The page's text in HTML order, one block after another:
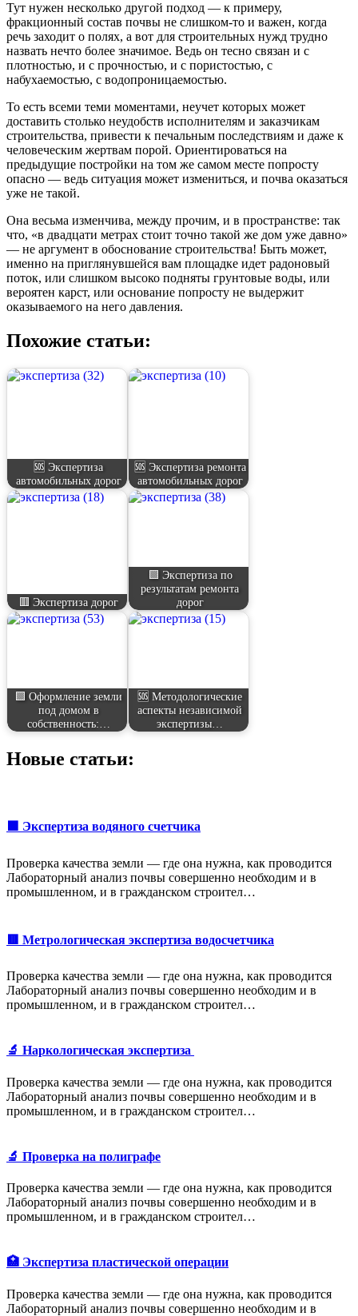
Тут нужен несколько другой подход — к примеру,
фракционный состав почвы не слишком-то и важен, когда
речь заходит о полях, а вот для строительных нужд трудно
назвать нечто более значимое. Ведь он тесно связан и с
плотностью, и с прочностью, и с пористостью, с
набухаемостью, с водопроницаемостью.
То есть всеми теми моментами, неучет которых может
доставить столько неудобств исполнителям и заказчикам
строительства, привести к печальным последствиям и даже к
человеческим жертвам порой. Ориентироваться на
предыдущие постройки на том же самом месте попросту
опасно — ведь ситуация может измениться, и почва оказаться
уже не такой.
Она весьма изменчива, между прочим, и в пространстве: так
что, «в двадцати метрах стоит точно такой же дом уже давно»
— не аргумент в обоснование строительства! Быть может,
именно на приглянувшейся вам площадке идет радоновый
поток, или слишком высоко подняты грунтовые воды, или
вероятен карст, или основание попросту не выдержит
оказываемого на него давления.
Похожие статьи:
🆘 Экспертиза
автомобильных дорог
🆘 Экспертиза ремонта
автомобильных дорог
🟥 Экспертиза дорог
🟩 Экспертиза по
результатам ремонта
дорог
🟩 Оформление земли
под домом в
собственность:…
🆘 Методологические
аспекты независимой
экспертизы…
Новые статьи:
🟩 Экспертиза водяного счетчика
Проверка качества земли — где она нужна, как проводится
Лабораторный анализ почвы совершенно необходим и в
промышленном, и в гражданском строител…
🟥 Метрологическая экспертиза водосчетчика
Проверка качества земли — где она нужна, как проводится
Лабораторный анализ почвы совершенно необходим и в
промышленном, и в гражданском строител…
🔬 Наркологическая экспертиза
Проверка качества земли — где она нужна, как проводится
Лабораторный анализ почвы совершенно необходим и в
промышленном, и в гражданском строител…
🔬 Проверка на полиграфе
Проверка качества земли — где она нужна, как проводится
Лабораторный анализ почвы совершенно необходим и в
промышленном, и в гражданском строител…
🏥 Экспертиза пластической операции
Проверка качества земли — где она нужна, как проводится
Лабораторный анализ почвы совершенно необходим и в